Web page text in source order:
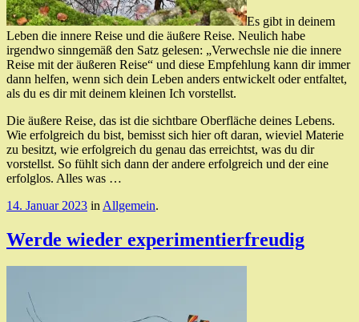
Es gibt in deinem
Leben die innere Reise und die äußere Reise. Neulich habe
irgendwo sinngemäß den Satz gelesen: „Verwechsle nie die innere
Reise mit der äußeren Reise“ und diese Empfehlung kann dir immer
dann helfen, wenn sich dein Leben anders entwickelt oder entfaltet,
als du es dir mit deinem kleinen Ich vorstellst.
Die äußere Reise, das ist die sichtbare Oberfläche deines Lebens.
Wie erfolgreich du bist, bemisst sich hier oft daran, wieviel Materie
zu besitzt, wie erfolgreich du genau das erreichtst, was du dir
vorstellst. So fühlt sich dann der andere erfolgreich und der eine
erfolglos. Alles was …
14. Januar 2023 in Allgemein.
Werde wieder experimentierfreudig